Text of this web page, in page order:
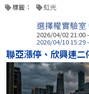
標籤： 虹光
選擇權實驗室
2026/04/02 21:00
2026/04/10 15:29
聯亞漲停、欣興連